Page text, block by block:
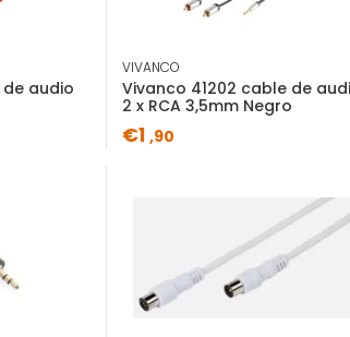
Vivanco 43149
Descripción
de audio
VIVANCO
Vivanco 41202 cable de
2 x RCA 3,5mm Negro
€1 ,90